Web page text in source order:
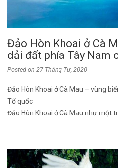
Đảo Hòn Khoai ở Cà
dải đất phía Tây Nam
Posted on 27 Tháng Tư, 2020
Đảo Hòn Khoai ở Cà Mau – vùng
Tổ quốc
Đảo Hòn Khoai ở Cà Mau như một